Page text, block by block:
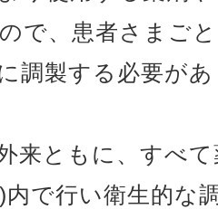
で、患者さまごと
調製する必要があ
来ともに、すべ
で行い衛生的な